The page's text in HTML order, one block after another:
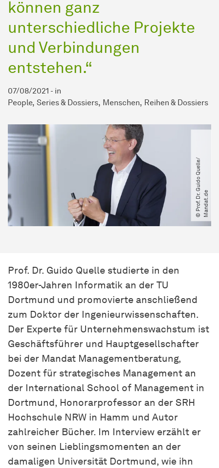
können ganz
unterschiedliche Projekte
und Verbindungen
entstehen.“
07/08/2021 - in
People Series & Dossiers Menschen Reihen & Dossiers
©
P
r
o
f.
D
r.
G
u
i
d
o
Q
u
e
l
l
e​
/​
M
a
n
d
a
t
.
de
Prof. Dr. Guido Quelle studierte in den
1980er-Jahren Informatik an der TU
Dortmund und promovierte anschließend
zum Doktor der Ingenieurwissenschaften.
Der Experte für Unternehmenswachstum ist
Geschäftsführer und Hauptgesellschafter
bei der Mandat Managementberatung,
Dozent für strategisches Management an
der International School of Management in
Dortmund, Honorarprofessor an der SRH
Hochschule NRW in Hamm und Autor
zahlreicher Bücher. Im Interview erzählt er
von seinen Lieblingsmomenten an der
damaligen Universität Dortmund, wie ihn